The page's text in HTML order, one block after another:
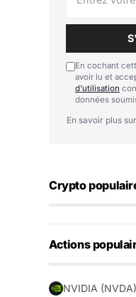
En cochant
avoir lu et
d'utilisation
données
En savoir plus
Crypto
Actions
NVIDIA (NVDA)